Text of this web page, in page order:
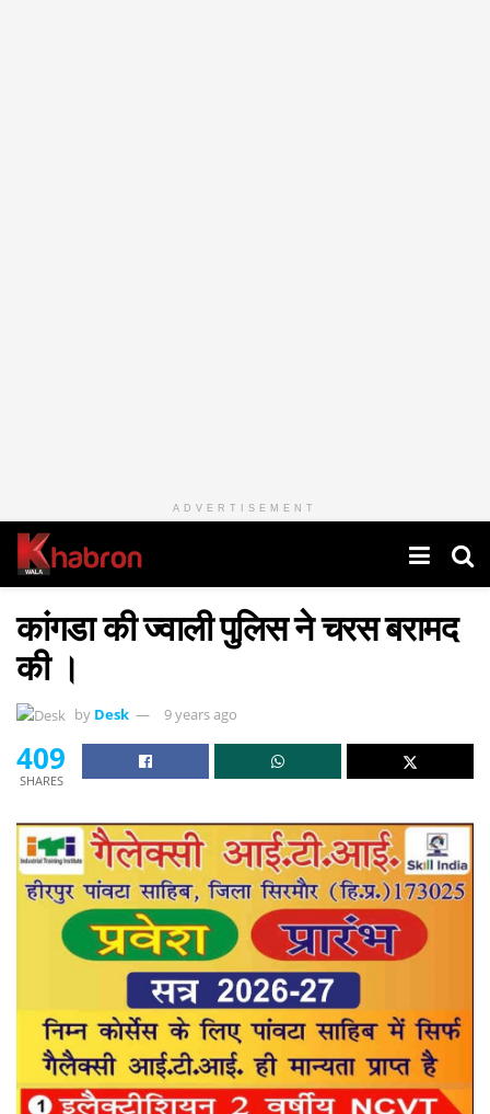
ADVERTISEMENT
कांगडा की ज्वाली पुलिस ने चरस बरामद
की ।
by Desk 9 years ago
409
SHARES